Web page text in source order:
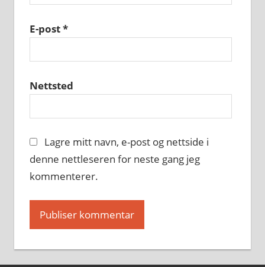
E-post*
Nettsted
Lagre mitt navn, e-post og nettside i
denne nettleseren for neste gang jeg
kommenterer.